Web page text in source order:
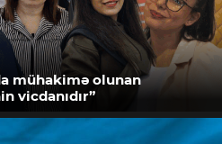
mühakimə olunan
vicdanıdır”